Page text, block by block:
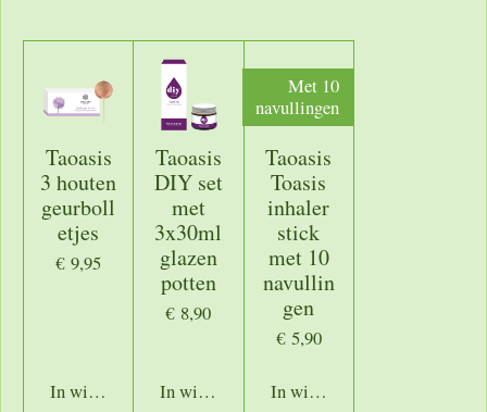
n
Taoasis
3 houten
geurboll
etjes
€ 9,95
In winkelwagen
Taoasis
DIY set
met
3x30ml
glazen
potten
€ 8,90
In winkelwagen
Met 10
navullingen
Taoasis
Toasis
inhaler
stick
met 10
navullin
gen
€ 5,90
In winkelwagen